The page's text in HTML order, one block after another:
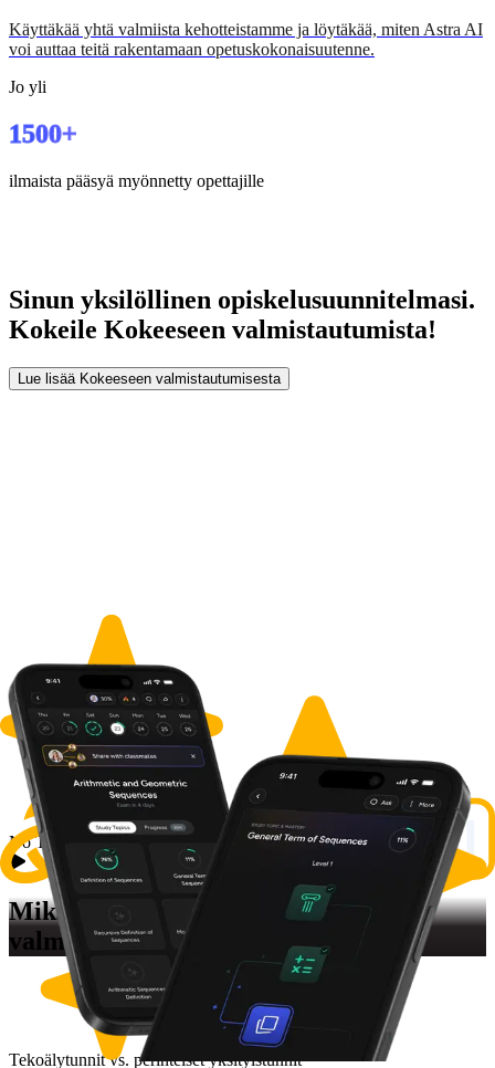
Käyttäkää yhtä valmiista kehotteistamme ja löytäkää, miten Astra AI
voi auttaa teitä rakentamaan opetuskokonaisuutenne.
Jo yli
1500+
ilmaista pääsyä myönnetty opettajille
Sinun yksilöllinen opiskelusuunnitelmasi.
Kokeile Kokeeseen valmistautumista!
Lue lisää Kokeeseen valmistautumisesta
No Thumbnail Available
Miksi loimme
Kokeeseen
valmistautumisen
Tekoälytunnit vs. perinteiset yksityistunnit